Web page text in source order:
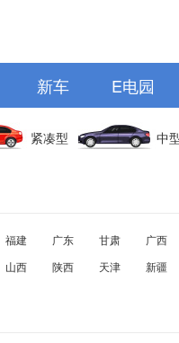
新车 E电园
紧凑型 中
福建 广东 甘肃
广西
山西 陕西 天津 新疆